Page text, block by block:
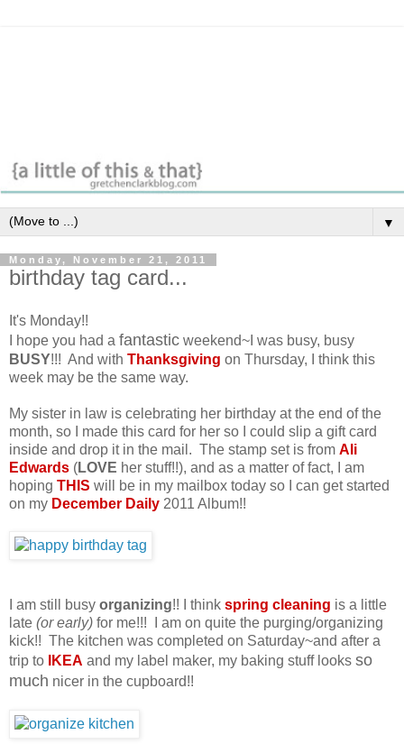
▼
Monday, November 21, 2011
birthday tag card...
It's Monday!!
I hope you had a fantastic weekend~I was busy, busy
BUSY!!! And with Thanksgiving on Thursday, I think this
week may be the same way.
My sister in law is celebrating her birthday at the end of the
month, so I made this card for her so I could slip a gift card
inside and drop it in the mail. The stamp set is from Ali
Edwards (LOVE her stuff!!), and as a matter of fact, I am
hoping THIS will be in my mailbox today so I can get started
on my December Daily 2011 Album!!
I am still busy organizing!! I think spring cleaning is a little
late (or early) for me!!! I am on quite the purging/organizing
kick!! The kitchen was completed on Saturday~and after a
trip to
IKEA and my label maker, my baking stuff looks so
much nicer in the cupboard!!